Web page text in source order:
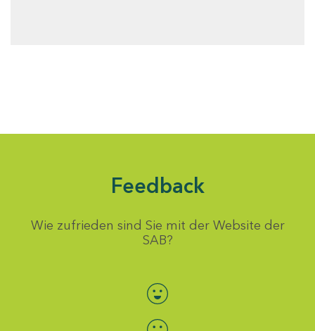
Feedback
Wie zufrieden sind Sie mit der Website der
SAB?
Bewertung auswählen